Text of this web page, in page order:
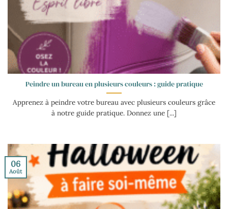
Peindre un bureau en plusieurs couleurs : guide pratique
Apprenez à peindre votre bureau avec plusieurs couleurs grâce
à notre guide pratique. Donnez une [...]
06
Août